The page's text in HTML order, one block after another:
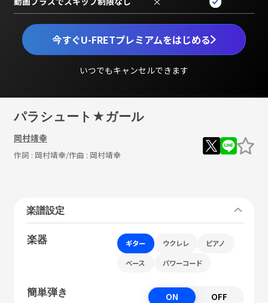
今すぐU-FRETプレミアムをはじめる
いつでもキャンセルできます
パラシュート★ガール
岡村靖幸
作詞 : 岡村靖幸/作曲 : 岡村靖幸
楽譜設定
楽器 ギター ウクレレ ピアノ
ベース パワーコード
簡単弾き ON OFF